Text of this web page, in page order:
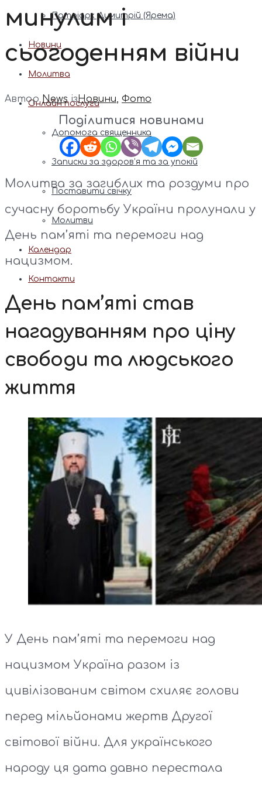
Патріарх Димитрій (Ярема)
Новини
Молитва
Онлайн послуги
Допомога священника
Записки за здоров’я та за упокій
Поставити свічку
Молитви
Календар
Контакти
минулим і
сьогоденням війни
Автор News ізНовини, Фото
Поділитися новинами
Молитва за загиблих та роздуми про
сучасну боротьбу України пролунали у
День пам’яті та перемоги над
нацизмом.
День пам’яті став
нагадуванням про ціну
свободи та людського
життя
У День пам’яті та перемоги над
нацизмом Україна разом із
цивілізованим світом схиляє голови
перед мільйонами жертв Другої
світової війни. Для українського
народу ця дата давно перестала